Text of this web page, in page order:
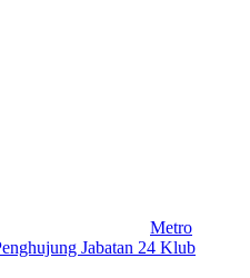
Metro
Jabatan 24 Klub